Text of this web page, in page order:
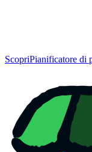
ScopriPianificatore di